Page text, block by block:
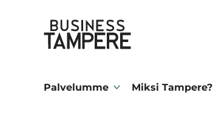
suoraanBusiness Tampere
Tampere
Palvelumme Miksi Tampere?